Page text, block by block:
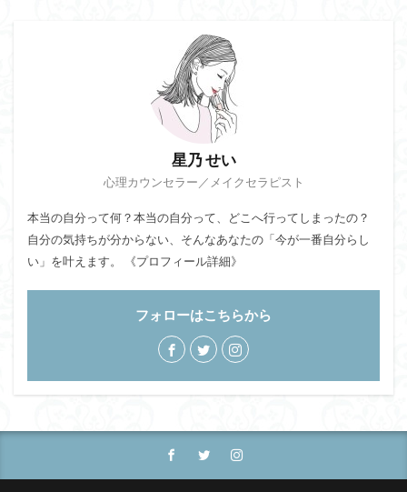
星乃 せい
心理カウンセラー／メイクセラピスト
本当の自分って何？本当の自分って、どこへ行ってしまったの？
自分の気持ちが分からない、そんなあなたの「今が一番自分らし
い」を叶えます。
《プロフィール詳細》
フォローはこちらから